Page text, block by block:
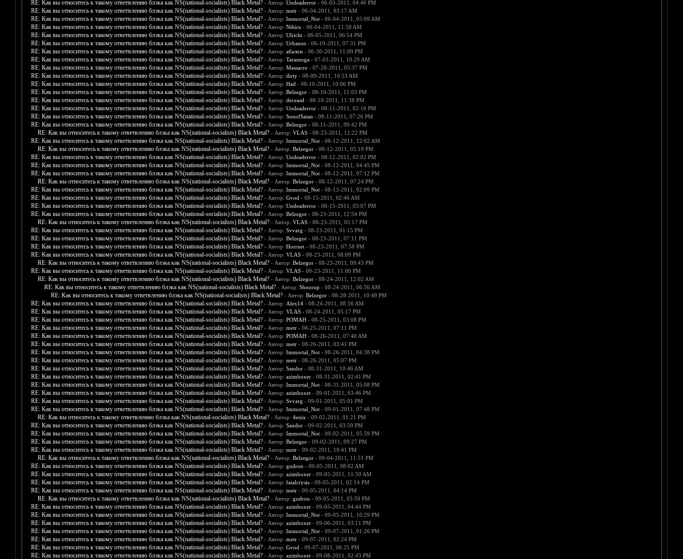
RE: Как вы относитесь к такому ответвлению блэка как NS(national-socialists) Black Metal? - Автор: Undeaderror- 06-03-2011, 04:46 PM
RE: Как вы относитесь к такому ответвлению блэка как NS(national-socialists) Black Metal? - Автор: metr- 06-04-2011, 03:17 AM
RE: Как вы относитесь к такому ответвлению блэка как NS(national-socialists) Black Metal? - Автор: Immortal_Not- 06-04-2011, 05:09 AM
RE: Как вы относитесь к такому ответвлению блэка как NS(national-socialists) Black Metal? - Автор: Nibiru - 06-04-2011, 11:58 AM
RE: Как вы относитесь к такому ответвлению блэка как NS(national-socialists) Black Metal? - Автор: Ulricht- 06-05-2011, 06:54 PM
RE: Как вы относитесь к такому ответвлению блэка как NS(national-socialists) Black Metal? - Автор: Urbanus- 06-10-2011, 07:31 PM
RE: Как вы относитесь к такому ответвлению блэка как NS(national-socialists) Black Metal? - Автор: абалон- 06-30-2011, 11:09 PM
RE: Как вы относитесь к такому ответвлению блэка как NS(national-socialists) Black Metal? - Автор: Tarantoga- 07-01-2011, 10:29 AM
RE: Как вы относитесь к такому ответвлению блэка как NS(national-socialists) Black Metal? - Автор: Massacre- 07-28-2011, 05:37 PM
RE: Как вы относитесь к такому ответвлению блэка как NS(national-socialists) Black Metal? - Автор: diriy- 08-09-2011, 10:53 AM
RE: Как вы относитесь к такому ответвлению блэка как NS(national-socialists) Black Metal? - Автор: Had - 08-10-2011, 10:06 PM
RE: Как вы относитесь к такому ответвлению блэка как NS(national-socialists) Black Metal? - Автор: Belzegor- 08-10-2011, 11:03 PM
RE: Как вы относитесь к такому ответвлению блэка как NS(national-socialists) Black Metal? - Автор: deceasd - 08-10-2011, 11:38 PM
RE: Как вы относитесь к такому ответвлению блэка как NS(national-socialists) Black Metal? - Автор: Undeaderror- 08-11-2011, 02:16 PM
RE: Как вы относитесь к такому ответвлению блэка как NS(national-socialists) Black Metal? - Автор: SonofSatan - 08-11-2011, 07:26 PM
RE: Как вы относитесь к такому ответвлению блэка как NS(national-socialists) Black Metal? - Автор: Belzegor- 08-11-2011, 09:42 PM
RE: Как вы относитесь к такому ответвлению блэка как NS(national-socialists) Black Metal? - Автор: VLAS- 08-23-2011, 12:22 PM
RE: Как вы относитесь к такому ответвлению блэка как NS(national-socialists) Black Metal? - Автор: Immortal_Not- 08-12-2011, 12:02 AM
RE: Как вы относитесь к такому ответвлению блэка как NS(national-socialists) Black Metal? - Автор: Belzegor- 08-12-2011, 05:19 PM
RE: Как вы относитесь к такому ответвлению блэка как NS(national-socialists) Black Metal? - Автор: Undeaderror- 08-12-2011, 02:02 PM
RE: Как вы относитесь к такому ответвлению блэка как NS(national-socialists) Black Metal? - Автор: Immortal_Not- 08-12-2011, 04:45 PM
RE: Как вы относитесь к такому ответвлению блэка как NS(national-socialists) Black Metal? - Автор: Immortal_Not- 08-12-2011, 07:12 PM
RE: Как вы относитесь к такому ответвлению блэка как NS(national-socialists) Black Metal? - Автор: Belzegor- 08-12-2011, 07:24 PM
RE: Как вы относитесь к такому ответвлению блэка как NS(national-socialists) Black Metal? - Автор: Immortal_Not- 08-13-2011, 02:09 PM
RE: Как вы относитесь к такому ответвлению блэка как NS(national-socialists) Black Metal? - Автор: Gvod - 08-15-2011, 02:46 AM
RE: Как вы относитесь к такому ответвлению блэка как NS(national-socialists) Black Metal? - Автор: Undeaderror- 08-15-2011, 03:07 PM
RE: Как вы относитесь к такому ответвлению блэка как NS(national-socialists) Black Metal? - Автор: Belzegor- 08-23-2011, 12:54 PM
RE: Как вы относитесь к такому ответвлению блэка как NS(national-socialists) Black Metal? - Автор: VLAS- 08-23-2011, 05:17 PM
RE: Как вы относитесь к такому ответвлению блэка как NS(national-socialists) Black Metal? - Автор: Svvarg - 08-23-2011, 01:15 PM
RE: Как вы относитесь к такому ответвлению блэка как NS(national-socialists) Black Metal? - Автор: Belzegor- 08-23-2011, 07:11 PM
RE: Как вы относитесь к такому ответвлению блэка как NS(national-socialists) Black Metal? - Автор: Horrnet- 08-23-2011, 07:58 PM
RE: Как вы относитесь к такому ответвлению блэка как NS(national-socialists) Black Metal? - Автор: VLAS- 08-23-2011, 08:09 PM
RE: Как вы относитесь к такому ответвлению блэка как NS(national-socialists) Black Metal? - Автор: Belzegor- 08-23-2011, 09:43 PM
RE: Как вы относитесь к такому ответвлению блэка как NS(national-socialists) Black Metal? - Автор: VLAS- 08-23-2011, 11:00 PM
RE: Как вы относитесь к такому ответвлению блэка как NS(national-socialists) Black Metal? - Автор: Belzegor- 08-24-2011, 12:02 AM
RE: Как вы относитесь к такому ответвлению блэка как NS(national-socialists) Black Metal? - Автор: Shoorup - 08-24-2011, 06:56 AM
RE: Как вы относитесь к такому ответвлению блэка как NS(national-socialists) Black Metal? - Автор: Belzegor- 08-28-2011, 10:49 PM
RE: Как вы относитесь к такому ответвлению блэка как NS(national-socialists) Black Metal? - Автор: Alex14- 08-24-2011, 08:56 AM
RE: Как вы относитесь к такому ответвлению блэка как NS(national-socialists) Black Metal? - Автор: VLAS- 08-24-2011, 05:17 PM
RE: Как вы относитесь к такому ответвлению блэка как NS(national-socialists) Black Metal? - Автор: POMAH- 08-25-2011, 03:08 PM
RE: Как вы относитесь к такому ответвлению блэка как NS(national-socialists) Black Metal? - Автор: metr- 08-25-2011, 07:11 PM
RE: Как вы относитесь к такому ответвлению блэка как NS(national-socialists) Black Metal? - Автор: POMAH- 08-26-2011, 07:40 AM
RE: Как вы относитесь к такому ответвлению блэка как NS(national-socialists) Black Metal? - Автор: metr- 08-26-2011, 03:41 PM
RE: Как вы относитесь к такому ответвлению блэка как NS(national-socialists) Black Metal? - Автор: Immortal_Not- 08-26-2011, 04:38 PM
RE: Как вы относитесь к такому ответвлению блэка как NS(national-socialists) Black Metal? - Автор: metr- 08-26-2011, 05:07 PM
RE: Как вы относитесь к такому ответвлению блэка как NS(national-socialists) Black Metal? - Автор: Sandor- 08-31-2011, 10:46 AM
RE: Как вы относитесь к такому ответвлению блэка как NS(national-socialists) Black Metal? - Автор: azimboxer- 08-31-2011, 02:41 PM
RE: Как вы относитесь к такому ответвлению блэка как NS(national-socialists) Black Metal? - Автор: Immortal_Not- 08-31-2011, 05:08 PM
RE: Как вы относитесь к такому ответвлению блэка как NS(national-socialists) Black Metal? - Автор: azimboxer- 09-01-2011, 03:46 PM
RE: Как вы относитесь к такому ответвлению блэка как NS(national-socialists) Black Metal? - Автор: Svvarg - 09-01-2011, 05:01 PM
RE: Как вы относитесь к такому ответвлению блэка как NS(national-socialists) Black Metal? - Автор: Immortal_Not- 09-01-2011, 07:48 PM
RE: Как вы относитесь к такому ответвлению блэка как NS(national-socialists) Black Metal? - Автор: 4enix - 09-02-2011, 01:21 PM
RE: Как вы относитесь к такому ответвлению блэка как NS(national-socialists) Black Metal? - Автор: Sandor- 09-02-2011, 03:59 PM
RE: Как вы относитесь к такому ответвлению блэка как NS(national-socialists) Black Metal? - Автор: Immortal_Not- 09-02-2011, 05:59 PM
RE: Как вы относитесь к такому ответвлению блэка как NS(national-socialists) Black Metal? - Автор: Belzegor- 09-02-2011, 09:27 PM
RE: Как вы относитесь к такому ответвлению блэка как NS(national-socialists) Black Metal? - Автор: metr- 09-02-2011, 10:41 PM
RE: Как вы относитесь к такому ответвлению блэка как NS(national-socialists) Black Metal? - Автор: Belzegor- 09-04-2011, 11:51 PM
RE: Как вы относитесь к такому ответвлению блэка как NS(national-socialists) Black Metal? - Автор: gudron - 09-05-2011, 08:02 AM
RE: Как вы относитесь к такому ответвлению блэка как NS(national-socialists) Black Metal? - Автор: azimboxer- 09-05-2011, 11:50 AM
RE: Как вы относитесь к такому ответвлению блэка как NS(national-socialists) Black Metal? - Автор: fatalcrysis- 09-05-2011, 02:14 PM
RE: Как вы относитесь к такому ответвлению блэка как NS(national-socialists) Black Metal? - Автор: metr- 09-05-2011, 04:14 PM
RE: Как вы относитесь к такому ответвлению блэка как NS(national-socialists) Black Metal? - Автор: gudron - 09-05-2011, 05:59 PM
RE: Как вы относитесь к такому ответвлению блэка как NS(national-socialists) Black Metal? - Автор: azimboxer- 09-05-2011, 04:44 PM
RE: Как вы относитесь к такому ответвлению блэка как NS(national-socialists) Black Metal? - Автор: Immortal_Not- 09-05-2011, 10:29 PM
RE: Как вы относитесь к такому ответвлению блэка как NS(national-socialists) Black Metal? - Автор: azimboxer- 09-06-2011, 03:11 PM
RE: Как вы относитесь к такому ответвлению блэка как NS(national-socialists) Black Metal? - Автор: Immortal_Not- 09-07-2011, 01:26 PM
RE: Как вы относитесь к такому ответвлению блэка как NS(national-socialists) Black Metal? - Автор: metr- 09-07-2011, 02:24 PM
RE: Как вы относитесь к такому ответвлению блэка как NS(national-socialists) Black Metal? - Автор: Gvod - 09-07-2011, 06:25 PM
RE: Как вы относитесь к такому ответвлению блэка как NS(national-socialists) Black Metal? - Автор: azimboxer- 09-08-2011, 02:43 PM